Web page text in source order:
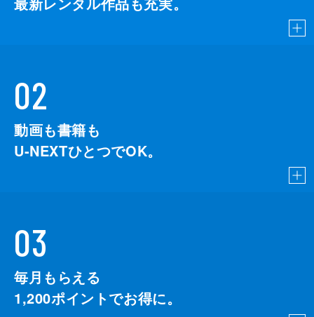
02
動画も書籍も
U-NEXTひとつでOK。
03
毎月もらえる
1,200ポイントでお得に。